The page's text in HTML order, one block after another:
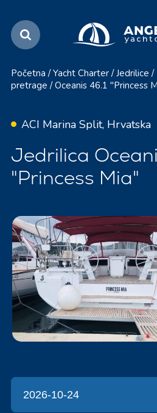
Početna / Yacht Charter / Jedrilice /
pretrage / Oceanis 46.1 "Princess
ACI Marina Split, Hrvatska
Jedrilica
"Princess Mia"